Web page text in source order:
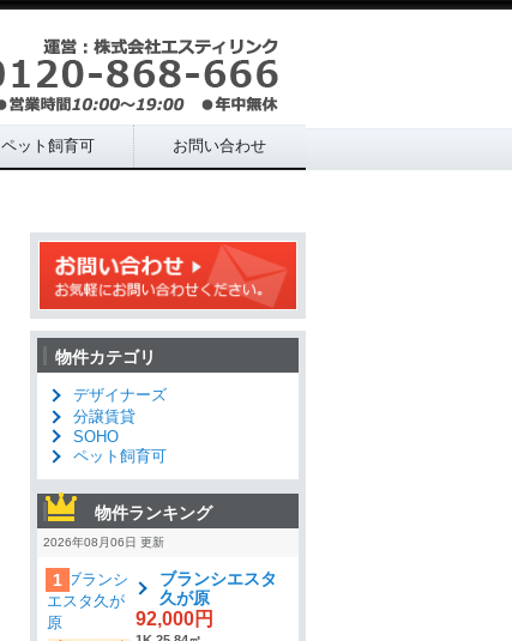
ペット飼育可 お問い合わせ
物件カテゴリ
デザイナーズ
分譲賃貸
SOHO
ペット飼育可
物件ランキング
2026年08月06日 更新
1
ブランシエスタ
久が原
92,000円